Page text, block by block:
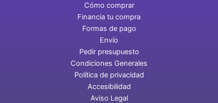
Cómo comprar
Financia tu compra
Formas de pago
Envío
Pedir presupuesto
Condiciones Generales
Política de privacidad
Accesibilidad
Aviso Legal